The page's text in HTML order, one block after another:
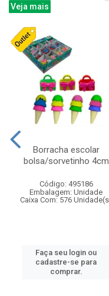
Veja mais
Borracha escolar
bolsa/sorvetinho 4cm
Código: 495186
Embalagem: Unidade
Caixa Com: 576
Faça seu login ou
cadastre-se para
comprar.